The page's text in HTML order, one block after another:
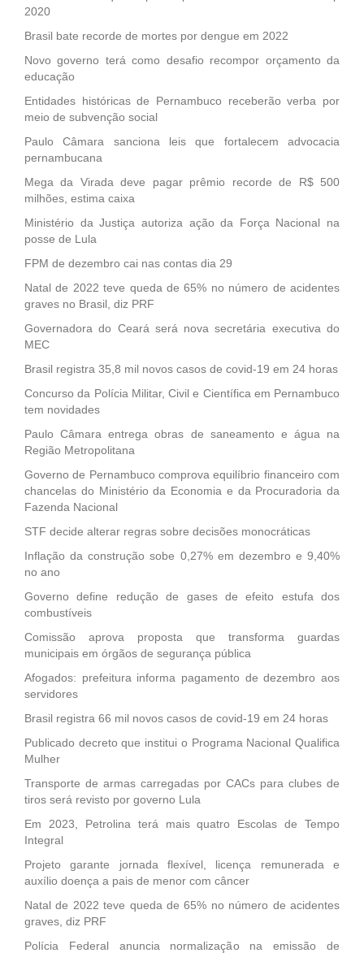
2020
Brasil bate recorde de mortes por dengue em 2022
Novo governo terá como desafio recompor orçamento da
educação
Entidades históricas de Pernambuco receberão verba por
meio de subvenção social
Paulo Câmara sanciona leis que fortalecem advocacia
pernambucana
Mega da Virada deve pagar prêmio recorde de R$ 500
milhões, estima caixa
Ministério da Justiça autoriza ação da Força Nacional na
posse de Lula
FPM de dezembro cai nas contas dia 29
Natal de 2022 teve queda de 65% no número de acidentes
graves no Brasil, diz PRF
Governadora do Ceará será nova secretária executiva do
MEC
Brasil registra 35,8 mil novos casos de covid-19 em 24 horas
Concurso da Polícia Militar, Civil e Científica em Pernambuco
tem novidades
Paulo Câmara entrega obras de saneamento e água na
Região Metropolitana
Governo de Pernambuco comprova equilíbrio financeiro com
chancelas do Ministério da Economia e da Procuradoria da
Fazenda Nacional
STF decide alterar regras sobre decisões monocráticas
Inflação da construção sobe 0,27% em dezembro e 9,40%
no ano
Governo define redução de gases de efeito estufa dos
combustíveis
Comissão aprova proposta que transforma guardas
municipais em órgãos de segurança pública
Afogados: prefeitura informa pagamento de dezembro aos
servidores
Brasil registra 66 mil novos casos de covid-19 em 24 horas
Publicado decreto que institui o Programa Nacional Qualifica
Mulher
Transporte de armas carregadas por CACs para clubes de
tiros será revisto por governo Lula
Em 2023, Petrolina terá mais quatro Escolas de Tempo
Integral
Projeto garante jornada flexível, licença remunerada e
auxílio doença a pais de menor com câncer
Natal de 2022 teve queda de 65% no número de acidentes
graves, diz PRF
Polícia Federal anuncia normalização na emissão de